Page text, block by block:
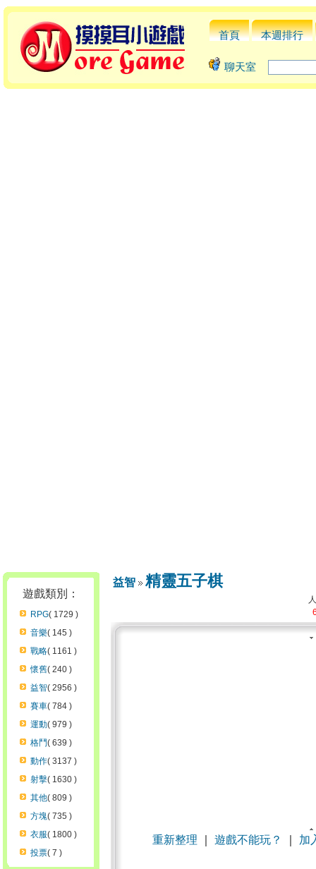
首頁 本週排行
聊天室
遊戲類別：
RPG( 1729 )
音樂( 145 )
戰略( 1161 )
懷舊( 240 )
益智( 2956 )
賽車( 784 )
運動( 979 )
格鬥( 639 )
動作( 3137 )
射擊( 1630 )
其他( 809 )
方塊( 735 )
衣服( 1800 )
投票( 7 )
益智 精靈五子棋
重新整理 遊戲不能玩？ 加